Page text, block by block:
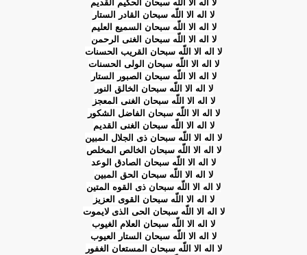
لا اله الا اللّه سبحان الحكیم القدیم
لا اله الا اللّه سبحان القادر الستار
لا اله الا اللّه سبحان السمیع العلیم
لا اله الا اللّه سبحان الغنى الرحمن
لا اله الا اللّه سبحان القریب الحسنات
لا اله الا اللّه سبحان الولى الحسنات
لا اله الا اللّه سبحان الصبور الستار
لا اله الا اللّه سبحان الخالق النور
لا اله الا اللّه سبحان الغنى المعجز
لا اله الا اللّه سبحان الفاضل الشكور
لا اله الا اللّه سبحان الغنى القدیم
لا اله الا اللّه سبحان ذى الجلال المبین
لا اله الا اللّه سبحان الخالص المخلص
لا اله الا اللّه سبحان الصادق الوعد
لا اله الا اللّه سبحان الحق المبین
لا اله الا اللّه سبحان ذى القوه المتین
لا اله الا اللّه سبحان القوى العزیز
لا اله الا اللّه سبحان الحى الذى لایموت
لا اله الا اللّه سبحان العلام الغیوب
لا اله الا اللّه سبحان الستار العیوب
لا اله الا اللّه سبحان المستعان الغفور